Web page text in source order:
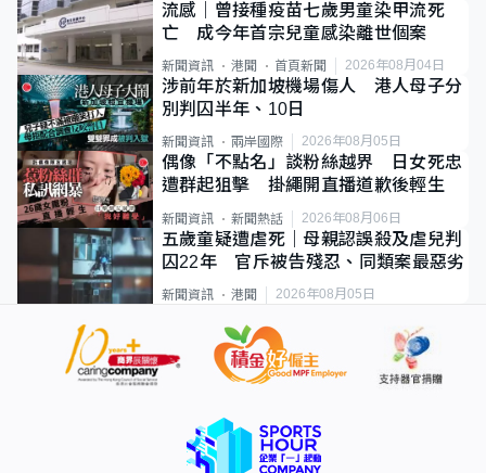
流感｜曾接種疫苗七歲男童染甲流死
亡 成今年首宗兒童感染離世個案
新聞資訊 港聞 首頁新聞 2026年08月04日
涉前年於新加坡機場傷人 港人母子分
別判囚半年、10日
新聞資訊 兩岸國際 2026年08月05日
偶像「不點名」談粉絲越界 日女死忠
遭群起狙擊 掛繩開直播道歉後輕生
新聞資訊 新聞熱話 2026年08月06日
五歲童疑遭虐死｜母親認誤殺及虐兒判
囚22年 官斥被告殘忍、同類案最惡劣
新聞資訊 港聞 2026年08月05日